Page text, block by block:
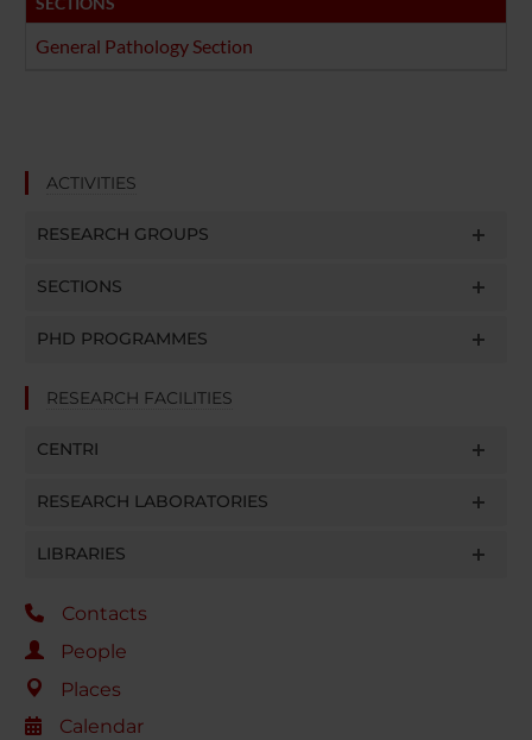
General Pathology Section
ACTIVITIES
RESEARCH GROUPS
SECTIONS
PHD PROGRAMMES
RESEARCH FACILITIES
CENTRI
RESEARCH LABORATORIES
LIBRARIES
Contacts
People
Places
Calendar